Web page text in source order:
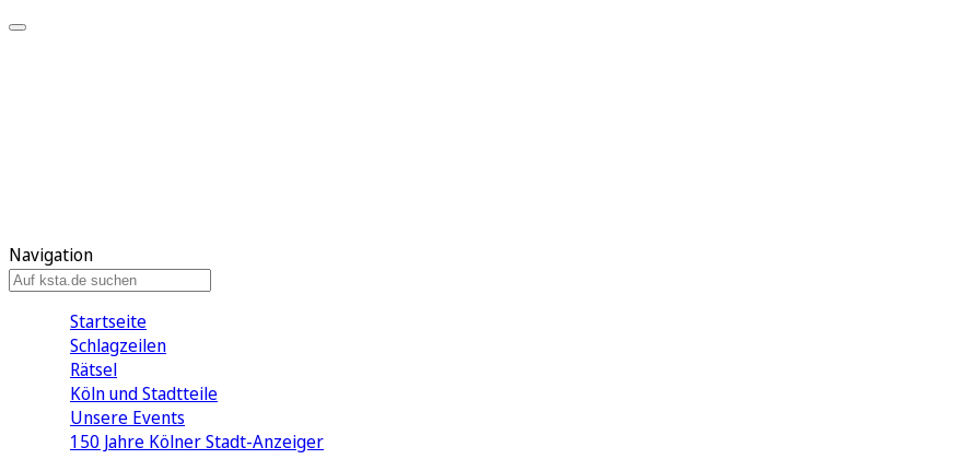
Navigation
Startseite
Schlagzeilen
Rätsel
Köln und Stadtteile
Unsere Events
150 Jahre Kölner Stadt-Anzeiger